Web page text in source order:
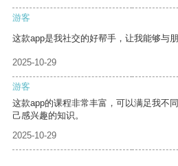
游客
这款app是我社交的好帮手，让我能够与
2025-10-29
游客
这款app的课程非常丰富，可以满足我不
己感兴趣的知识。
2025-10-29